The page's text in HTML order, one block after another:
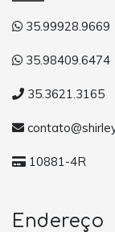
35.99928.9669
35.98409.6474
35.3621.3165
10881-4R
Endereço